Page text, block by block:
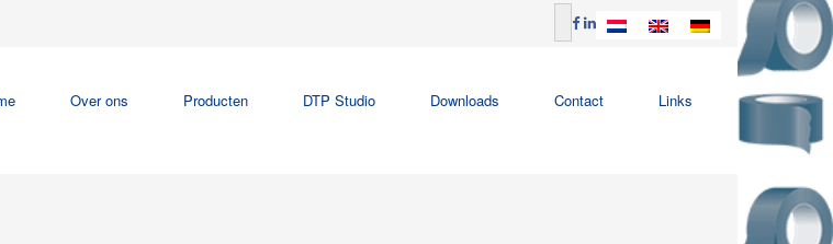
Over ons Producten DTP Studio Downloads Contact Links